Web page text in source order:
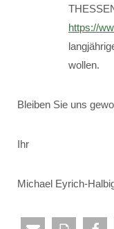
https://
wollen.
Bleiben Sie uns
Ihr
Michael Eyrich-